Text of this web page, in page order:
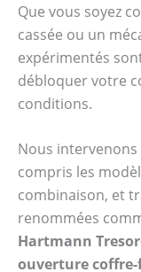
Que vous soyez
cassée ou un
expérimentés
débloquer votre
conditions.
Nous
compris les
combinaison, et
renommées
Hartmann
ouverture coffre-